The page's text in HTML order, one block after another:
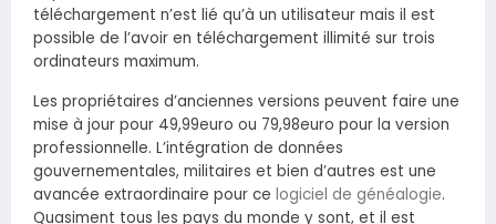
téléchargement n’est lié qu’à un utilisateur mais il est
possible de l’avoir en téléchargement illimité sur trois
ordinateurs maximum.
Les propriétaires d’anciennes versions peuvent faire une
mise à jour pour 49,99euro ou 79,98euro pour la version
professionnelle. L’intégration de données
gouvernementales, militaires et bien d’autres est une
avancée extraordinaire pour ce logiciel de généalogie.
Quasiment tous les pays du monde y sont, et il est